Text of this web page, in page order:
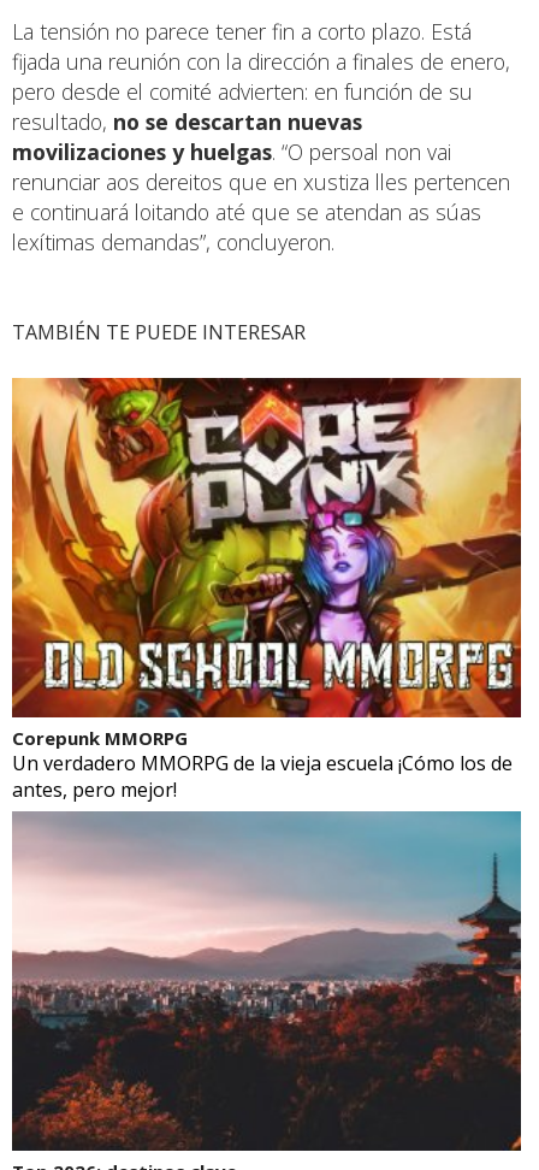
La tensión no parece tener fin a corto plazo. Está
fijada una reunión con la dirección a finales de enero,
pero desde el comité advierten: en función de su
resultado, no se descartan nuevas
movilizaciones y huelgas. “O persoal non vai
renunciar aos dereitos que en xustiza lles pertencen
e continuará loitando até que se atendan as súas
lexítimas demandas”, concluyeron.
TAMBIÉN TE PUEDE INTERESAR
Corepunk MMORPG
Un verdadero MMORPG de la vieja escuela ¡Cómo los de
antes, pero mejor!